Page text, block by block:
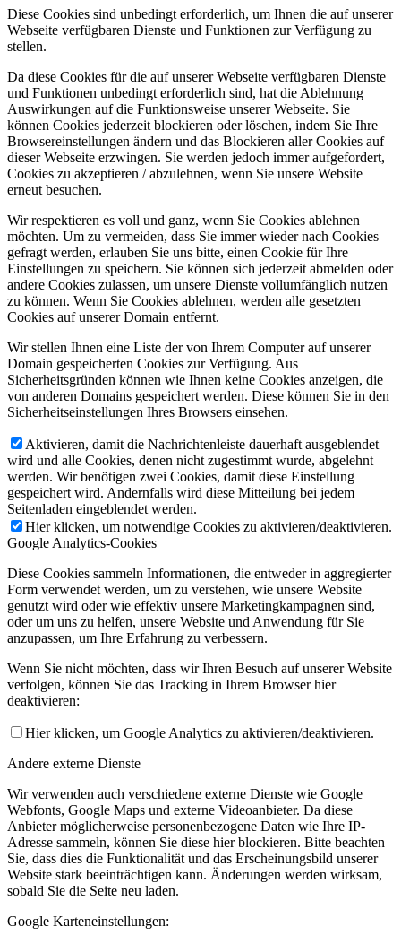
Diese Cookies sind unbedingt erforderlich, um Ihnen die auf unserer
Webseite verfügbaren Dienste und Funktionen zur Verfügung zu
stellen.
Da diese Cookies für die auf unserer Webseite verfügbaren Dienste
und Funktionen unbedingt erforderlich sind, hat die Ablehnung
Auswirkungen auf die Funktionsweise unserer Webseite. Sie
können Cookies jederzeit blockieren oder löschen, indem Sie Ihre
Browsereinstellungen ändern und das Blockieren aller Cookies auf
dieser Webseite erzwingen. Sie werden jedoch immer aufgefordert,
Cookies zu akzeptieren / abzulehnen, wenn Sie unsere Website
erneut besuchen.
Wir respektieren es voll und ganz, wenn Sie Cookies ablehnen
möchten. Um zu vermeiden, dass Sie immer wieder nach Cookies
gefragt werden, erlauben Sie uns bitte, einen Cookie für Ihre
Einstellungen zu speichern. Sie können sich jederzeit abmelden oder
andere Cookies zulassen, um unsere Dienste vollumfänglich nutzen
zu können. Wenn Sie Cookies ablehnen, werden alle gesetzten
Cookies auf unserer Domain entfernt.
Wir stellen Ihnen eine Liste der von Ihrem Computer auf unserer
Domain gespeicherten Cookies zur Verfügung. Aus
Sicherheitsgründen können wie Ihnen keine Cookies anzeigen, die
von anderen Domains gespeichert werden. Diese können Sie in den
Sicherheitseinstellungen Ihres Browsers einsehen.
Aktivieren, damit die Nachrichtenleiste dauerhaft ausgeblendet
wird und alle Cookies, denen nicht zugestimmt wurde, abgelehnt
werden. Wir benötigen zwei Cookies, damit diese Einstellung
gespeichert wird. Andernfalls wird diese Mitteilung bei jedem
Seitenladen eingeblendet werden.
Hier klicken, um notwendige Cookies zu aktivieren/deaktivieren.
Google Analytics-Cookies
Diese Cookies sammeln Informationen, die entweder in aggregierter
Form verwendet werden, um zu verstehen, wie unsere Website
genutzt wird oder wie effektiv unsere Marketingkampagnen sind,
oder um uns zu helfen, unsere Website und Anwendung für Sie
anzupassen, um Ihre Erfahrung zu verbessern.
Wenn Sie nicht möchten, dass wir Ihren Besuch auf unserer Website
verfolgen, können Sie das Tracking in Ihrem Browser hier
deaktivieren:
Hier klicken, um Google Analytics zu aktivieren/deaktivieren.
Andere externe Dienste
Wir verwenden auch verschiedene externe Dienste wie Google
Webfonts, Google Maps und externe Videoanbieter. Da diese
Anbieter möglicherweise personenbezogene Daten wie Ihre IP-
Adresse sammeln, können Sie diese hier blockieren. Bitte beachten
Sie, dass dies die Funktionalität und das Erscheinungsbild unserer
Website stark beeinträchtigen kann. Änderungen werden wirksam,
sobald Sie die Seite neu laden.
Google Karteneinstellungen: